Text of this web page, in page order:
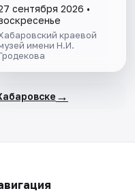
сентября 2026 •
краевой
имени Н.И.
→